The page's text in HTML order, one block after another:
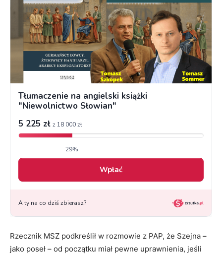
Rzecznik MSZ podkreślił w rozmowie z PAP, że Szejna –
jako poseł – od początku miał pewne uprawnienia, jeśli